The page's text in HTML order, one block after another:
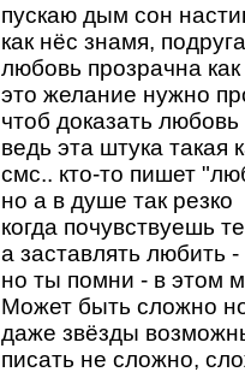
пускаю дым сон
как нёс знамя,
любовь прозрачна
это желание нужно
чтоб доказать
ведь эта штука такая
смс.. кто-то пишет
но а в душе так резко
когда почувствуешь
а заставлять любить
но ты помни - в этом
Может быть сложно
даже звёзды
писать не сложно,